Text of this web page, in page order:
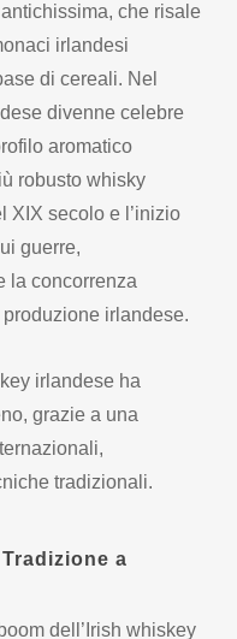
che risale
irlandesi
di cereali. Nel
divenne celebre
aromatico
robusto whisky
XIX secolo e l’inizio
guerre,
la concorrenza
irlandese.
irlandese ha
grazie a una
tradizionali.
a
dell’Irish whiskey